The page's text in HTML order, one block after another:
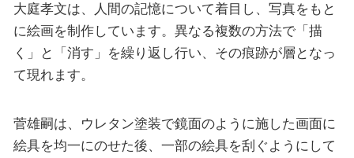
大庭孝文は、人間の記憶について着目し、写真をもと
に絵画を制作しています。異なる複数の方法で「描
く」と「消す」を繰り返し行い、その痕跡が層となっ
て現れます。
菅雄嗣は、ウレタン塗装で鏡面のように施した画面に
絵具を均一にのせた後、一部の絵具を刮ぐようにして